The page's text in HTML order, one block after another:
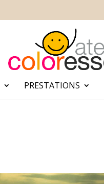
PRESTATIONS